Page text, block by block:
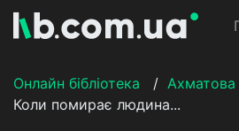
Онлайн бібліотека
/ Ахматова
Коли помирає людина...